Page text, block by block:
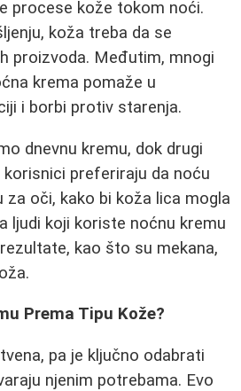
procese kože tokom noći.
koža treba da se
proizvoda. Međutim, mnogi
krema pomaže u
i borbi protiv starenja.
dnevnu kremu, dok drugi
korisnici preferiraju da noću
za oči, kako bi koža lica mogla
ljudi koji koriste noćnu kremu
kao što su mekana,
Prema Tipu Kože?
pa je ključno odabrati
njenim potrebama. Evo